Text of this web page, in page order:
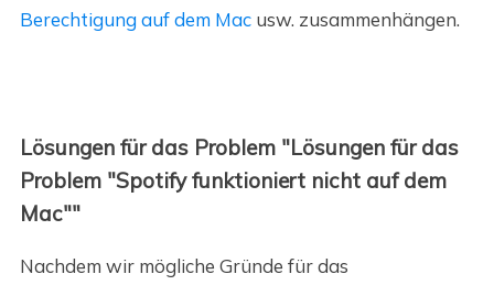
Berechtigung auf dem Macusw. zusammenhängen.
Lösungen für das Problem "Lösungen für das
Problem "Spotify funktioniert nicht auf dem
Mac""
Nachdem wir mögliche Gründe für das